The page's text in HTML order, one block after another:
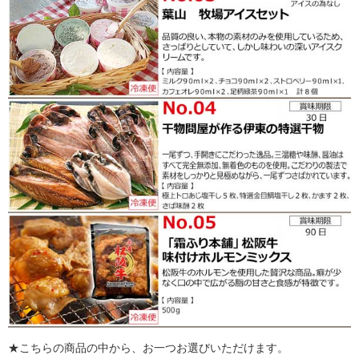
★こちらの商品の中から、お一つお選びいただけます。